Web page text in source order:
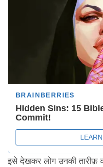
इसे देखकर लोग उनकी